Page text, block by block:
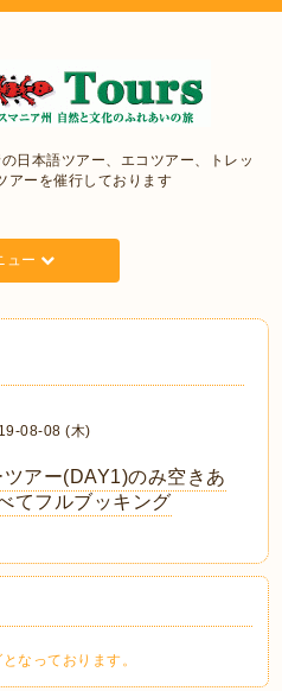
日本語ツアー、エコツアー、トレッ
アーを催行しております
ュー
08-08 (木)
アー(DAY1)のみ空きあ
てフルブッキング
なっております。